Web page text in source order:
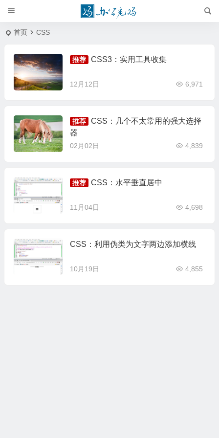
首页 CSS
推荐 CSS3：实用工具收集
12月12日 6,971
推荐
CSS：几个不太常用的强大选择
器
02月02日 4,839
推荐 CSS：水平垂直居中
11月04日 4,698
CSS：利用伪类为文字两边添加横线
10月19日 4,855